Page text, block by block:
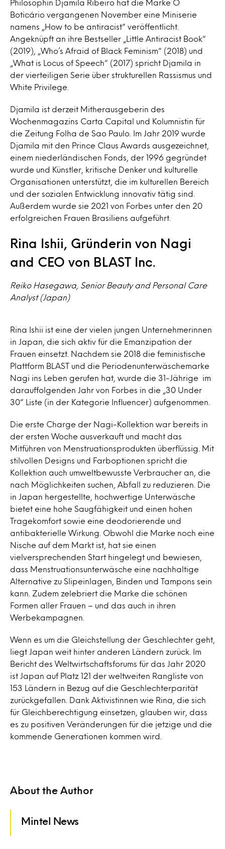
Philosophin Djamila Ribeiro hat die Marke O
Boticário vergangenen November eine Miniserie
namens „How to be antiracist“ veröffentlicht.
Angeknüpft an ihre Bestseller „Little Antiracist Book“
(2019), „Who’s Afraid of Black Feminism“ (2018) und
„What is Locus of Speech“ (2017) spricht Djamila in
der vierteiligen Serie über strukturellen Rassismus und
White Privilege.
Djamila ist derzeit Mitherausgeberin des
Wochenmagazins Carta Capital und Kolumnistin für
die Zeitung Folha de Sao Paulo. Im Jahr 2019 wurde
Djamila mit den Prince Claus Awards ausgezeichnet,
einem niederländischen Fonds, der 1996 gegründet
wurde und Künstler, kritische Denker und kulturelle
Organisationen unterstützt, die im kulturellen Bereich
und der sozialen Entwicklung innovativ tätig sind.
Außerdem wurde sie 2021 von Forbes unter den 20
erfolgreichen Frauen Brasiliens aufgeführt.
Rina Ishii, Gründerin von Nagi
and CEO von BLAST Inc.
Reiko Hasegawa, Senior Beauty and Personal Care
Analyst (Japan)
Rina Ishii ist eine der vielen jungen Unternehmerinnen
in Japan, die sich aktiv für die Emanzipation der
Frauen einsetzt. Nachdem sie 2018 die feministische
Plattform BLAST und die Periodenunterwäschemarke
Nagi ins Leben gerufen hat, wurde die 31-Jährige im
darauffolgenden Jahr von Forbes in die „30 Under
30“ Liste (in der Kategorie Influencer) aufgenommen.
Die erste Charge der Nagi-Kollektion war bereits in
der ersten Woche ausverkauft und macht das
Mitführen von Menstruationsprodukten überflüssig. Mit
stilvollen Designs und Farboptionen spricht die
Kollektion auch umweltbewusste Verbraucher an, die
nach Möglichkeiten suchen, Abfall zu reduzieren. Die
in Japan hergestellte, hochwertige Unterwäsche
bietet eine hohe Saugfähigkeit und einen hohen
Tragekomfort sowie eine deodorierende und
antibakterielle Wirkung. Obwohl die Marke noch eine
Nische auf dem Markt ist, hat sie einen
vielversprechenden Start hingelegt und bewiesen,
dass Menstruationsunterwäsche eine nachhaltige
Alternative zu Slipeinlagen, Binden und Tampons sein
kann. Zudem zelebriert die Marke die schönen
Formen aller Frauen – und das auch in ihren
Werbekampagnen.
Wenn es um die Gleichstellung der Geschlechter geht,
liegt Japan weit hinter anderen Ländern zurück. Im
Bericht des Weltwirtschaftsforums für das Jahr 2020
ist Japan auf Platz 121 der weltweiten Rangliste von
153 Ländern in Bezug auf die Geschlechterparität
zurückgefallen. Dank Aktivistinnen wie Rina, die sich
für Gleichberechtigung einsetzen, glauben wir, dass
es zu positiven Veränderungen für die jetzige und die
kommende Generationen kommen wird.
About the Author
Mintel News